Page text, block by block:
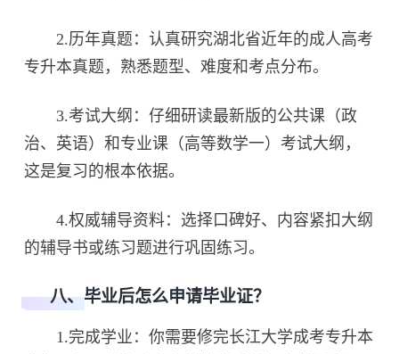
2.历年真题：认真研究湖北省近年的成人高考
专升本真题，熟悉题型、难度和考点分布。
3.考试大纲：仔细研读最新版的公共课（政
治、英语）和专业课（高等数学一）考试大纲，
这是复习的根本依据。
4.权威辅导资料：选择口碑好、内容紧扣大纲
的辅导书或练习题进行巩固练习。
八、毕业后怎么申请毕业证？
1.完成学业：你需要修完长江大学成考专升本